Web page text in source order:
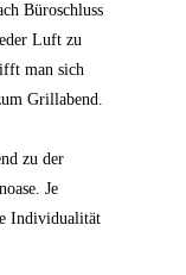
Büroschluss
Luft zu
man sich
Grillabend.
zu der
Je
Individualität